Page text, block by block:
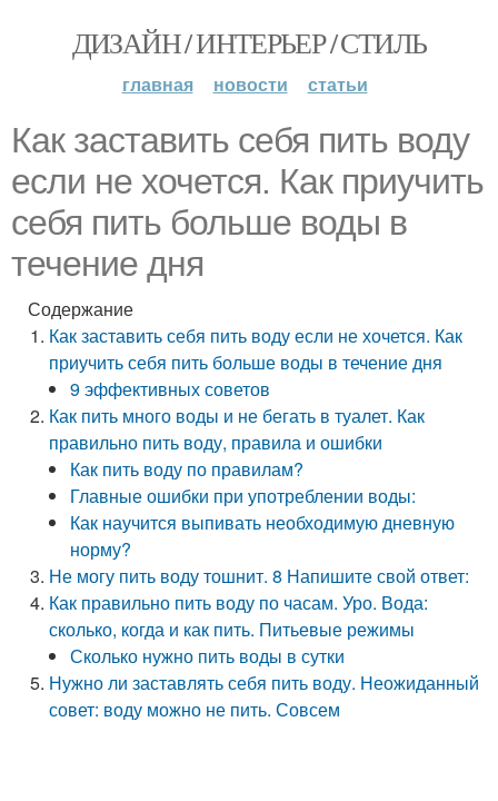
ДИЗАЙН / ИНТЕРЬЕР / СТИЛЬ
главная новости статьи
Как заставить себя пить воду
если не хочется. Как приучить
себя пить больше воды в
течение дня
Содержание
Как заставить себя пить воду если не хочется. Как
приучить себя пить больше воды в течение дня
9 эффективных советов
Как пить много воды и не бегать в туалет. Как
правильно пить воду, правила и ошибки
Как пить воду по правилам?
Главные ошибки при употреблении воды:
Как научится выпивать необходимую дневную
норму?
Не могу пить воду тошнит. 8 Напишите свой ответ:
Как правильно пить воду по часам. Уро. Вода:
сколько, когда и как пить. Питьевые режимы
Сколько нужно пить воды в сутки
Нужно ли заставлять себя пить воду. Неожиданный
совет: воду можно не пить. Совсем